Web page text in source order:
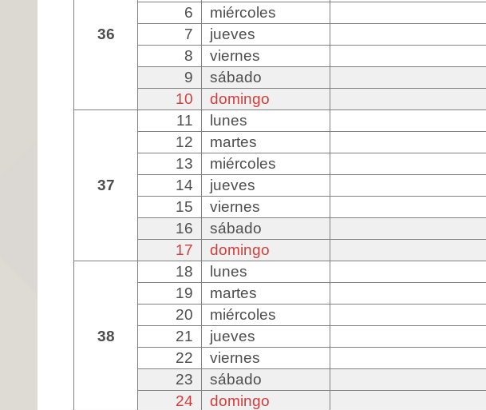
36
6
miércoles
7
jueves
8
viernes
9
sábado
10
domingo
37
11
lunes
12
martes
13
miércoles
14
jueves
15
viernes
16
sábado
17
domingo
38
18
lunes
19
martes
20
miércoles
21
jueves
22
viernes
23
sábado
24
domingo